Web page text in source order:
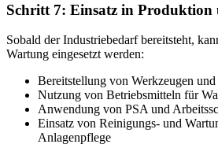
Schritt 7: Einsatz in
Sobald der Industriebedarf bereitsteht,
Wartung eingesetzt werden:
Bereitstellung von Werkzeugen
Nutzung von Betriebsmitteln für
Anwendung von PSA und
Einsatz von Reinigungs- und
Anlagenpflege